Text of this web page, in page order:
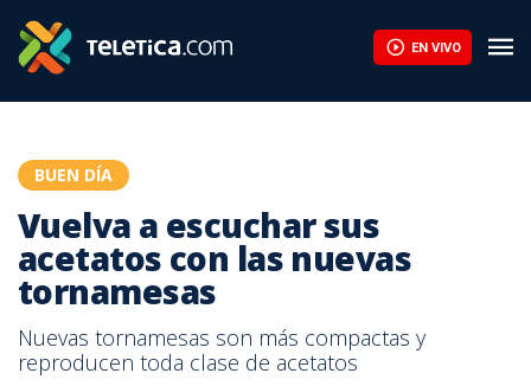
EN VIVO
BUEN DÍA
Vuelva a escuchar sus
acetatos con las nuevas
tornamesas
Nuevas tornamesas son más compactas y
reproducen toda clase de acetatos